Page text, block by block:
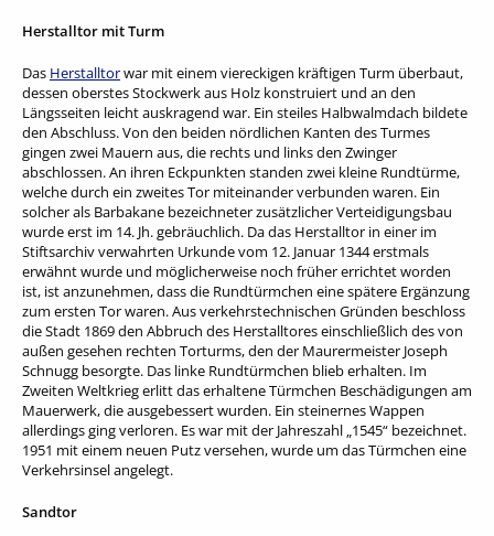
Herstalltor mit Turm
Das Herstalltorwar mit einem viereckigen kräftigen Turm überbaut,
dessen oberstes Stockwerk aus Holz konstruiert und an den
Längsseiten leicht auskragend war. Ein steiles Halbwalmdach bildete
den Abschluss. Von den beiden nördlichen Kanten des Turmes
gingen zwei Mauern aus, die rechts und links den Zwinger
abschlossen. An ihren Eckpunkten standen zwei kleine Rundtürme,
welche durch ein zweites Tor miteinander verbunden waren. Ein
solcher als Barbakane bezeichneter zusätzlicher Verteidigungsbau
wurde erst im 14. Jh. gebräuchlich. Da das Herstalltor in einer im
Stiftsarchiv verwahrten Urkunde vom 12. Januar 1344 erstmals
erwähnt wurde und möglicherweise noch früher errichtet worden
ist, ist anzunehmen, dass die Rundtürmchen eine spätere Ergänzung
zum ersten Tor waren. Aus verkehrstechnischen Gründen beschloss
die Stadt 1869 den Abbruch des Herstalltores einschließlich des von
außen gesehen rechten Torturms, den der Maurermeister Joseph
Schnugg besorgte. Das linke Rundtürmchen blieb erhalten. Im
Zweiten Weltkrieg erlitt das erhaltene Türmchen Beschädigungen am
Mauerwerk, die ausgebessert wurden. Ein steinernes Wappen
allerdings ging verloren. Es war mit der Jahreszahl „1545“ bezeichnet.
1951 mit einem neuen Putz versehen, wurde um das Türmchen eine
Verkehrsinsel angelegt.
Sandtor